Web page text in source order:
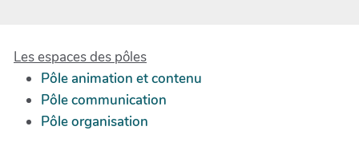
Les espaces des pôles
Pôle animation et contenu
Pôle communication
Pôle organisation